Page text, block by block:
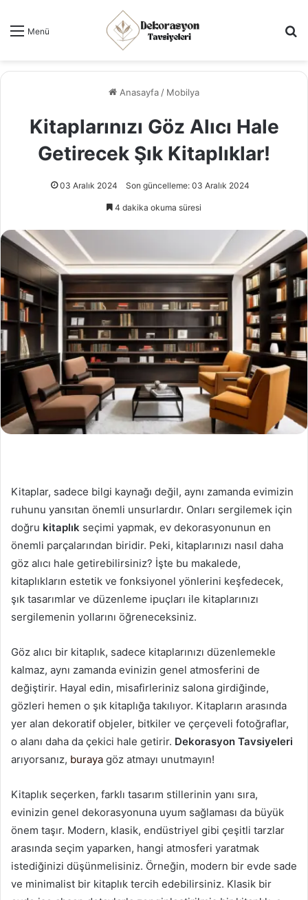
Menü
Anasayfa / Mobilya
Kitaplarınızı Göz Alıcı Hale
Getirecek Şık Kitaplıklar!
03 Aralık 2024 Son güncelleme: 03 Aralık 2024
4 dakika okuma süresi
Kitaplar, sadece bilgi kaynağı değil, aynı zamanda evimizin
ruhunu yansıtan önemli unsurlardır. Onları sergilemek için
doğru kitaplık seçimi yapmak, ev dekorasyonunun en
önemli parçalarından biridir. Peki, kitaplarınızı nasıl daha
göz alıcı hale getirebilirsiniz? İşte bu makalede,
kitaplıkların estetik ve fonksiyonel yönlerini keşfedecek,
şık tasarımlar ve düzenleme ipuçları ile kitaplarınızı
sergilemenin yollarını öğreneceksiniz.
Göz alıcı bir kitaplık, sadece kitaplarınızı düzenlemekle
kalmaz, aynı zamanda evinizin genel atmosferini de
değiştirir. Hayal edin, misafirleriniz salona girdiğinde,
gözleri hemen o şık kitaplığa takılıyor. Kitapların arasında
yer alan dekoratif objeler, bitkiler ve çerçeveli fotoğraflar,
o alanı daha da çekici hale getirir. Dekorasyon Tavsiyeleri
arıyorsanız, buraya göz atmayı unutmayın!
Kitaplık seçerken, farklı tasarım stillerinin yanı sıra,
evinizin genel dekorasyonuna uyum sağlaması da büyük
önem taşır. Modern, klasik, endüstriyel gibi çeşitli tarzlar
arasında seçim yaparken, hangi atmosferi yaratmak
istediğinizi düşünmelisiniz. Örneğin, modern bir evde sade
ve minimalist bir kitaplık tercih edebilirsiniz. Klasik bir